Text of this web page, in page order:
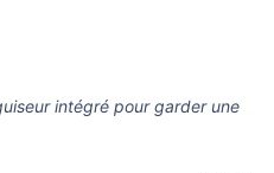
intégré pour garder une